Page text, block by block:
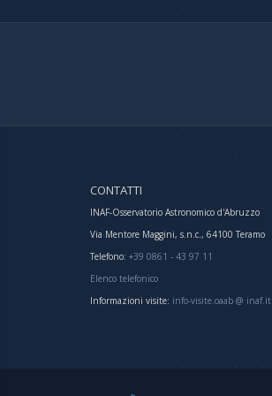
CONTATTI
INAF-Osservatorio Astronomico d'Abruzzo
Via Mentore Maggini, s.n.c., 64100 Teramo
Telefono: +39 0861 - 43 97 11
Elenco telefonico
Informazioni visite: info-visite.oaab @ inaf.it